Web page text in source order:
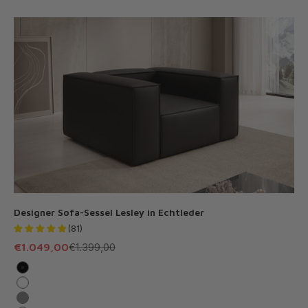
Designer Sofa-Sessel Lesley in Echtleder
(81)
Angebot
€1.049,00Regulärer Preis
€1.399,00
Schwarz
Weiß
Grau